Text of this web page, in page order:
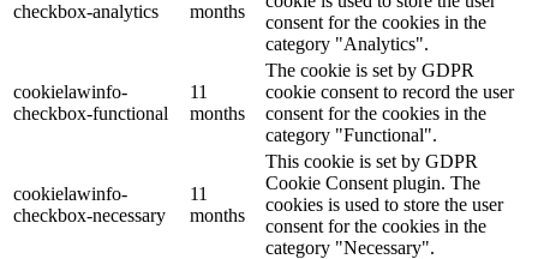
checkbox-analytics
months
consent for the cookies in the
category "Analytics".
cookielawinfo-
checkbox-functional
11
months
The cookie is set by GDPR
cookie consent to record the user
consent for the cookies in the
category "Functional".
cookielawinfo-
checkbox-necessary
11
months
This cookie is set by GDPR
Cookie Consent plugin. The
cookies is used to store the user
consent for the cookies in the
category "Necessary".